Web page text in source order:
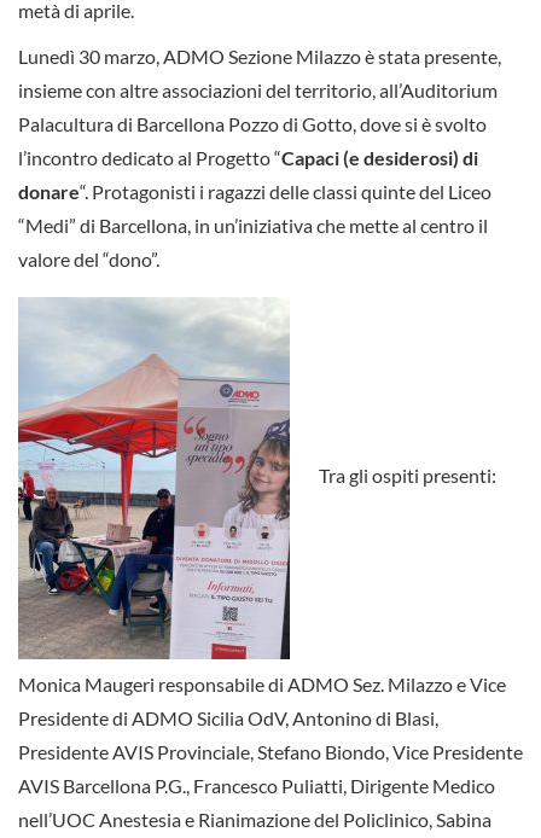
metà di aprile.
Lunedì 30 marzo, ADMO Sezione Milazzo è stata presente,
insieme con altre associazioni del territorio, all’Auditorium
Palacultura di Barcellona Pozzo di Gotto, dove si è svolto
l’incontro dedicato al Progetto “Capaci (e desiderosi) di
donare“. Protagonisti i ragazzi delle classi quinte del Liceo
“Medi” di Barcellona, in un’iniziativa che mette al centro il
valore del “dono”.
Tra gli ospiti presenti:
Monica Maugeri responsabile di ADMO Sez. Milazzo e Vice
Presidente di ADMO Sicilia OdV, Antonino di Blasi,
Presidente AVIS Provinciale, Stefano Biondo, Vice Presidente
AVIS Barcellona P.G., Francesco Puliatti, Dirigente Medico
nell’UOC Anestesia e Rianimazione del Policlinico, Sabina